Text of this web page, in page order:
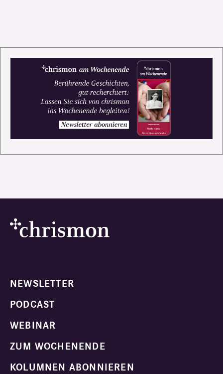
NEWSLETTER
PODCAST
WEBINAR
ZUM WOCHENENDE
KOLUMNEN ABONNIEREN